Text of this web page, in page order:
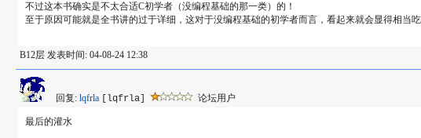
不过这本书确实是不太合适C初学者（没编程基础的那一类）的！
至于原因可能就是全书讲的过于详细，这对于没编程基础的初学者而言，看起来就会显得相当吃
B12层 发表时间: 04-08-24 12:38
回复: lqfrla [lqfrla] 论坛用户
最后的灌水